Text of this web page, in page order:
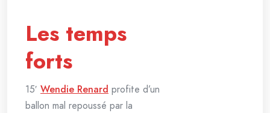
Les temps
forts
15′ Wendie Renard profite d’un
ballon mal repoussé par la